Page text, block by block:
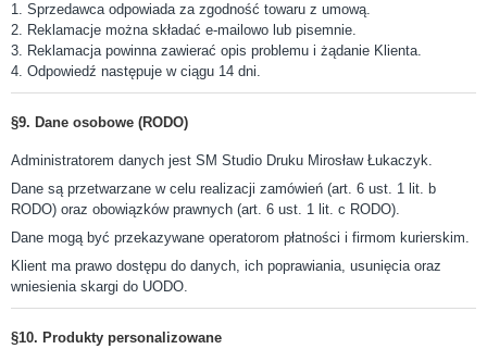
1. Sprzedawca odpowiada za zgodność towaru z umową.
2. Reklamacje można składać e-mailowo lub pisemnie.
3. Reklamacja powinna zawierać opis problemu i żądanie Klienta.
4. Odpowiedź następuje w ciągu 14 dni.
§9. Dane osobowe (RODO)
Administratorem danych jest SM Studio Druku Mirosław Łukaczyk.
Dane są przetwarzane w celu realizacji zamówień (art. 6 ust. 1 lit. b
RODO) oraz obowiązków prawnych (art. 6 ust. 1 lit. c RODO).
Dane mogą być przekazywane operatorom płatności i firmom kurierskim.
Klient ma prawo dostępu do danych, ich poprawiania, usunięcia oraz
wniesienia skargi do UODO.
§10. Produkty personalizowane